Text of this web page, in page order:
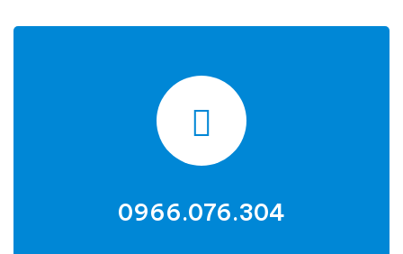
0966.076.304